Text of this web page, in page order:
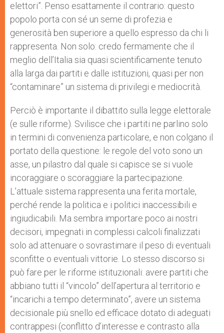
elettori”. Penso esattamente il contrario: questo
popolo porta con sé un seme di profezia e
generosità ben superiore a quello espresso da chi li
rappresenta. Non solo: credo fermamente che il
meglio dell’Italia sia quasi scientificamente tenuto
alla larga dai partiti e dalle istituzioni, quasi per non
“contaminare” un sistema di privilegi e mediocrità.
Perciò è importante il dibattito sulla legge elettorale
(e sulle riforme). Svilisce che i partiti ne parlino solo
in termini di convenienza particolare, e non colgano il
portato della questione: le regole del voto sono un
asse, un pilastro dal quale si capisce se si vuole
incoraggiare o scoraggiare la partecipazione.
L’attuale sistema rappresenta una ferita mortale,
perché rende la politica e i politici inaccessibili e
ingiudicabili. Ma sembra importare poco ai nostri
decisori, impegnati in complessi calcoli finalizzati
solo ad attenuare o sovrastimare il peso di eventuali
sconfitte o eventuali vittorie. Lo stesso discorso si
può fare per le riforme istituzionali: avere partiti che
abbiano tutti il “vincolo” dell’apertura al territorio e
“incarichi a tempo determinato”, avere un sistema
decisionale più snello ed efficace dotato di adeguati
contrappesi (conflitto d’interesse e contrasto alla